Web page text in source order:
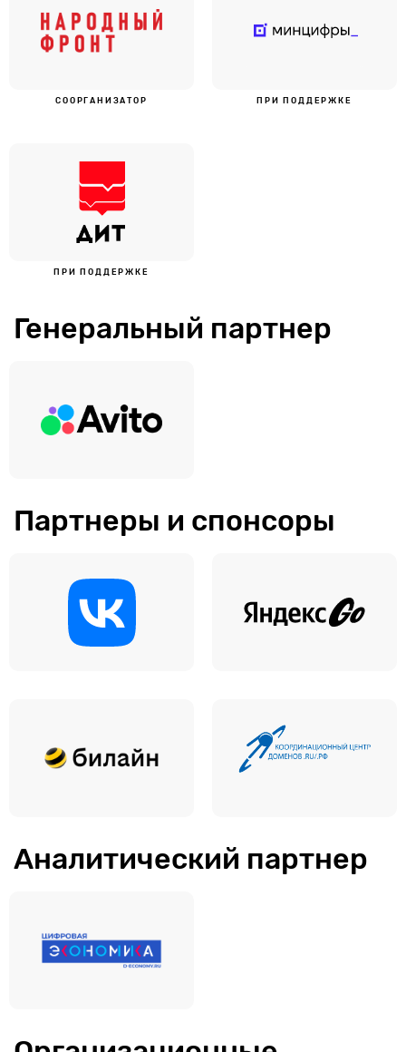
СООРГАНИЗАТОР ПРИ ПОДДЕРЖКЕ
ПРИ ПОДДЕРЖКЕ
Генеральный партнер
Партнеры и спонсоры
Аналитический партнер